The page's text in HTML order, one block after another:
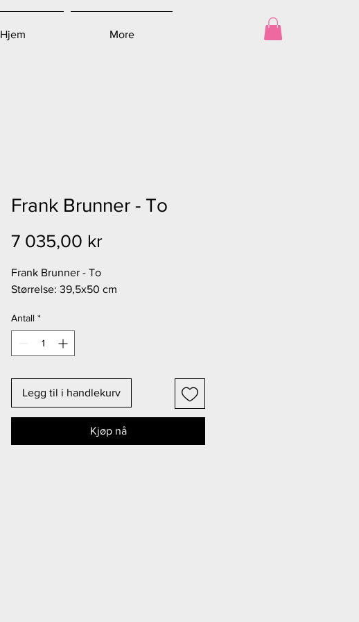
Hjem More
Frank Brunner - To
7 035,00 kr
Frank Brunner - To
Størrelse: 39,5x50 cm
Antall *
Legg til i handlekurv
Kjøp nå